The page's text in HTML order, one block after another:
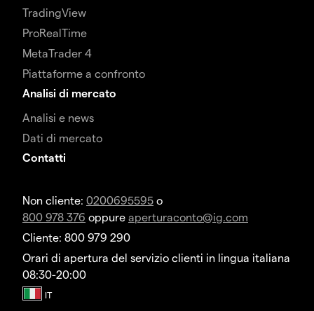
TradingView
ProRealTime
MetaTrader 4
Piattaforme a confronto
Analisi di mercato
Analisi e news
Dati di mercato
Contatti
Non cliente: 0200695595 o
800 978 376 oppure aperturaconto@ig.com
Cliente: 800 979 290
Orari di apertura del servizio clienti in lingua italiana
08:30-20:00